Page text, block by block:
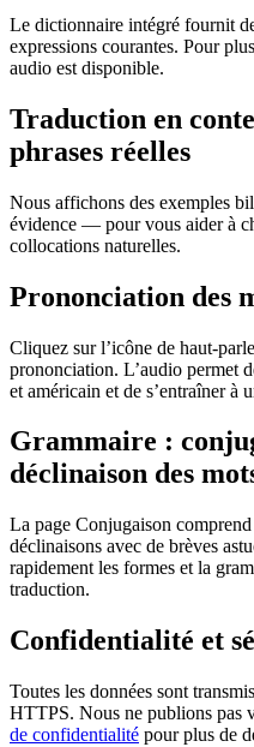
Le dictionnaire intégré fournit
expressions courantes. Pour
audio est disponible.
Traduction en
phrases réelles
Nous affichons des exemples
évidence — pour vous aider à
collocations naturelles.
Prononciation des
Cliquez sur l’icône de haut-
prononciation. L’audio permet
et américain et de s’entraîner à
Grammaire :
déclinaison des
La page Conjugaison
déclinaisons avec de brèves
rapidement les formes et la
traduction.
Confidentialité et
Toutes les données sont
HTTPS. Nous ne publions pas
de confidentialité pour plus de